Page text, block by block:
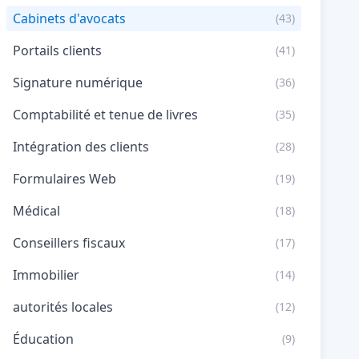
Cabinets d'avocats (43)
Portails clients (41)
Signature numérique (36)
Comptabilité et tenue de livres (35)
Intégration des clients (28)
Formulaires Web (19)
Médical (18)
Conseillers fiscaux (17)
Immobilier (14)
autorités locales (12)
Éducation (9)